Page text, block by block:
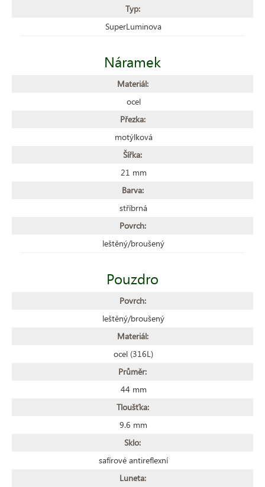
Typ:
SuperLuminova
Náramek
Materiál:
ocel
Přezka:
motýlková
Šířka:
21 mm
Barva:
stříbrná
Povrch:
leštěný/broušený
Pouzdro
Povrch:
leštěný/broušený
Materiál:
ocel (316L)
Průměr:
44 mm
Tloušťka:
9.6 mm
Sklo:
safírové antireflexní
Luneta: